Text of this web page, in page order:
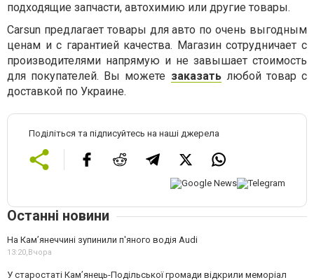
подходящие запчасти, автохимию или другие товары.
Carsun предлагает товары для авто по очень выгодным
ценам и с гарантией качества. Магазин сотрудничает с
производителями напрямую и не завышает стоимость
для покупателей. Вы можете заказатьлюбой товар с
доставкой по Украине.
Поділіться та підписуйтесь на наші джерела
Останні новини
На Камʼянеччині зупинили п'яного водія Audi
13:20,Вчора
У старостаті Кам’янець-Подільської громади відкрили меморіал